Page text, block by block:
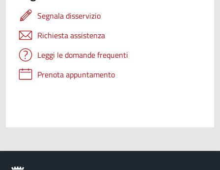
Segnala disservizio
Richiesta assistenza
Leggi le domande frequenti
Prenota appuntamento